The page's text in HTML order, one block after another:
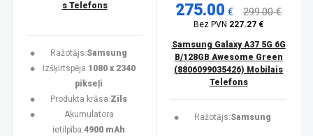
s Telefons
Ražotājs:Samsung
Izšķirtspēja:1080 x 2340
pikseļi
Produkta krāsa:Zils
Akumulatora
ietilpība:4900 mAh
275.00 € 299.00 €
Bez PVN 227.27 €
Samsung Galaxy A37 5G 6G
B/128GB Awesome Green
(8806099035426) Mobilais
Telefons
Ražotājs:Samsung